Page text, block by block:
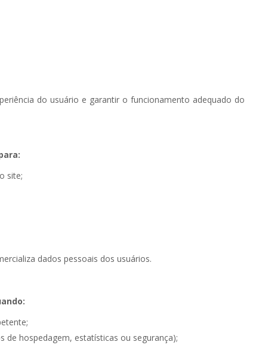
do usuário e garantir o funcionamento adequado do
site;
dados pessoais dos usuários.
de hospedagem, estatísticas ou segurança);